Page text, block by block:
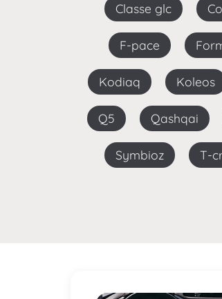
Classe glc
F-pace
Kodiaq Koleos
Q5 Qashqai
Symbioz T-